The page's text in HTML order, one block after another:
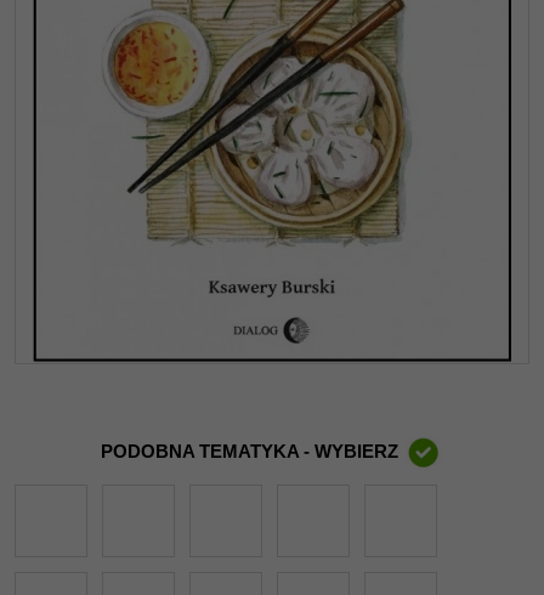
PODOBNA TEMATYKA - WYBIERZ